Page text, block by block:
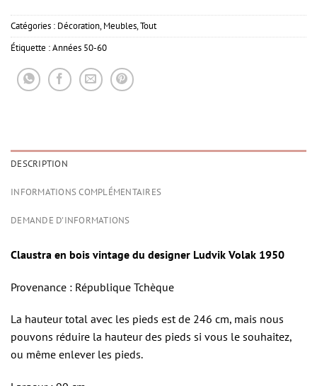
Catégories : Décoration,Meubles,Tout
Étiquette :Années 50-60
DESCRIPTION
INFORMATIONS COMPLÉMENTAIRES
DEMANDE D'INFORMATIONS
Claustra en bois vintage du designer Ludvik Volak 1950
Provenance : République Tchèque
La hauteur total avec les pieds est de 246 cm, mais nous
pouvons réduire la hauteur des pieds si vous le souhaitez,
ou même enlever les pieds.